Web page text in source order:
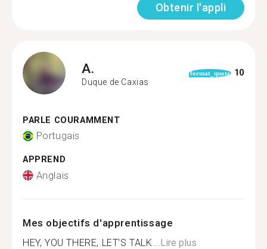
Obtenir l'appli
A.
Duque de Caxias
format_quote 10
PARLE COURAMMENT
Portugais
APPREND
Anglais
Mes objectifs d'apprentissage
HEY, YOU THERE, LET'S TALK... Lire plus